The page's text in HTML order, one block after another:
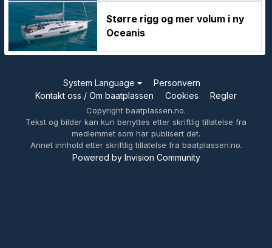
Større rigg og mer volum i ny
Oceanis
System Language
Personvern
Kontakt oss / Om baatplassen
Cookies Regler
Copyright baatplassen.no.
Tekst og bilder kan kun benyttes etter skriftlig tillatelse fra
medlemmet som har publisert det.
Annet innhold etter skriftlig tillatelse fra baatplassen.no.
Powered by Invision Community